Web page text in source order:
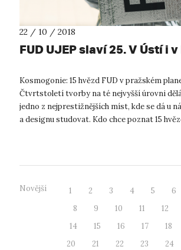
22 / 10 / 2018
FUD UJEP slaví 25. V Ústí i v
Kosmogonie: 15 hvězd FUD v pražském
Čtvrtstoletí tvorby na té nejvyšší úrovni dělá
jedno z nejprestižnějších míst, kde se dá u
a designu studovat. Kdo chce poznat 15
Novější 1 2 3 4 5 6
8
9 10 11 12
14
15 16 17 18
20
21 22 23 24